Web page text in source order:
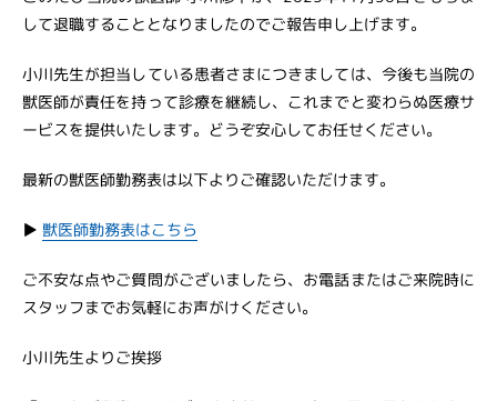
して退職することとなりましたのでご報告申し上げます。
小川先生が担当している患者さまにつきましては、今後も当院の
獣医師が責任を持って診療を継続し、これまでと変わらぬ医療サ
ービスを提供いたします。どうぞ安心してお任せください。
最新の獣医師勤務表は以下よりご確認いただけます。
▶︎ 獣医師勤務表はこちら
ご不安な点やご質問がございましたら、お電話またはご来院時に
スタッフまでお気軽にお声がけください。
小川先生よりご挨拶